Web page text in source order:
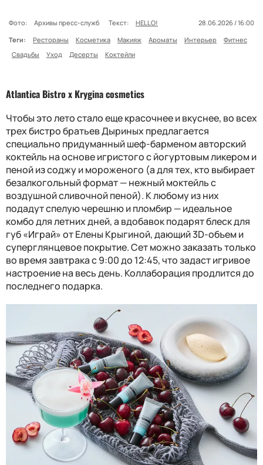
Фото: Архивы пресс-служб Текст: HELLO!
28.06.2026 / 16:00
Теги:
Рестораны Косметика Макияж Ароматы Интерьер
Фитнес
Свадьбы
Уход Десерты Коктейли
Atlantica Bistroх Krygina cosmetics
Чтобы это лето стало еще красочнее и вкуснее, во всех
трех бистро братьев Дыриных предлагается
специально придуманный шеф-барменом авторский
коктейль на основе игристого с йогуртовым ликером и
пеной из соджу и мороженого (а для тех, кто выбирает
безалкогольный формат — нежный моктейль с
воздушной сливочной пеной). К любому из них
подадут спелую черешню и пломбир — идеальное
комбо для летних дней, а вдобавок подарят блеск для
губ «Играй» от Елены Крыгиной, дающий 3D-объем и
суперглянцевое покрытие. Сет можно заказать только
во время завтрака с 9:00 до 12:45, что задаст игривое
настроение на весь день. Коллаборация продлится до
последнего подарка.